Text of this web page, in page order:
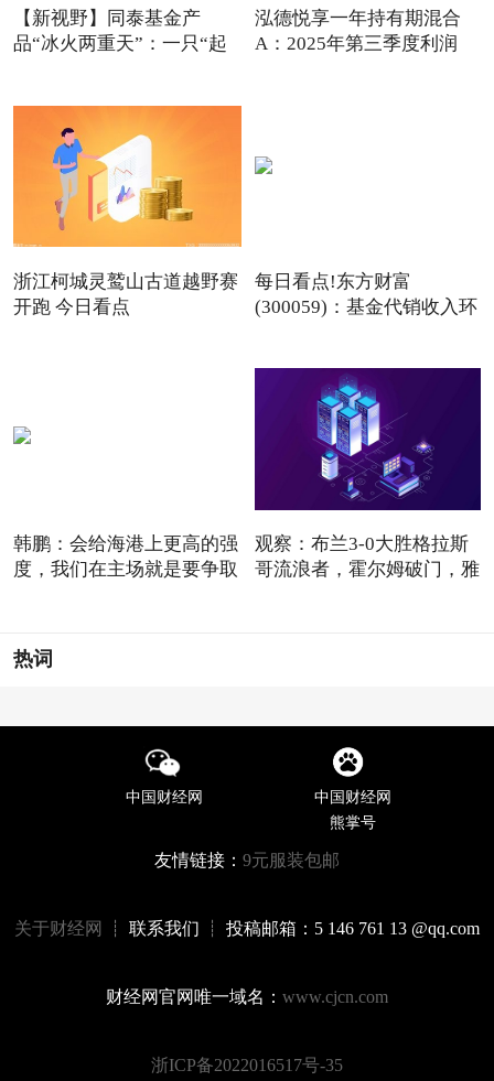
【新视野】同泰基金产
品“冰火两重天”：一只“起
泓德悦享一年持有期混合
A：2025年第三季度利润
浙江柯城灵鹫山古道越野赛
开跑 今日看点
每日看点!东方财富
(300059)：基金代销收入环
韩鹏：会给海港上更高的强
度，我们在主场就是要争取
观察：布兰3-0大胜格拉斯
哥流浪者，霍尔姆破门，雅
热词
中国财经网
中国财经网
熊掌号
友情链接： 9元服装包邮
关于财经网 ┊ 联系我们 ┊ 投稿邮箱：5 146 761 13 @qq.com
财经网官网唯一域名： www.cjcn.com
浙ICP备2022016517号-35